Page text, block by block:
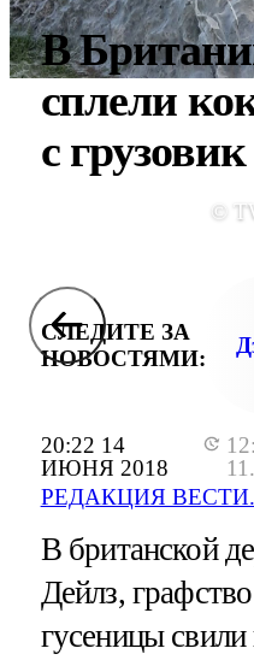
20:22 14
ИЮНЯ 2018
РЕДАКЦИЯ
В
сплели
с грузовик
©
СЛЕДИТЕ ЗА
НОВОСТЯМИ:
В британской
Дейлз,
гусеницы свили